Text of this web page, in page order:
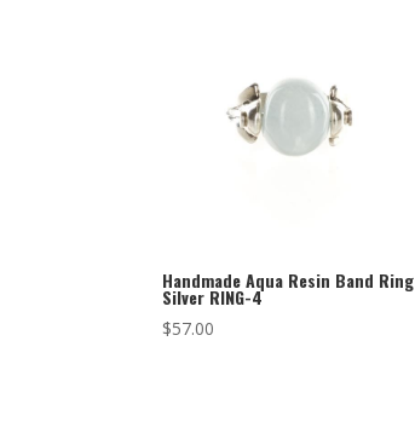
Handmade Aqua Resin Band Ring
Silver RING-4
$57.00